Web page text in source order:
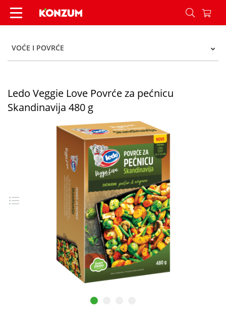
Ledo Veggie Love Povrće za pećnicu
VOĆE I POVRĆE
Ledo Veggie Love Povrće za pećnicu
Skandinavija 480 g